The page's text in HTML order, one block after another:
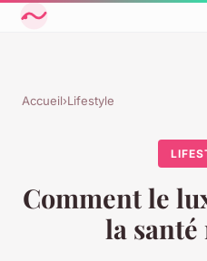
Accueil›Lifestyle
Comment le
la